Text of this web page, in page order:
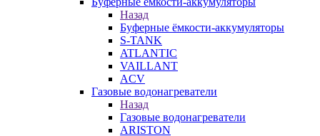
Назад
Буферные ёмкости-аккумуляторы
S-TANK
ATLANTIC
VAILLANT
ACV
Газовые водонагреватели
Назад
Газовые водонагреватели
ARISTON